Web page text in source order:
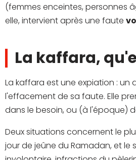
(femmes enceintes, personnes
elle, intervient après une faute
La kaffara,
La kaffara est une expiation :
l'effacement de sa faute. Elle
dans le besoin, ou (à l'époque)
Deux situations concernent le
jour de jeûne du Ramadan, et le